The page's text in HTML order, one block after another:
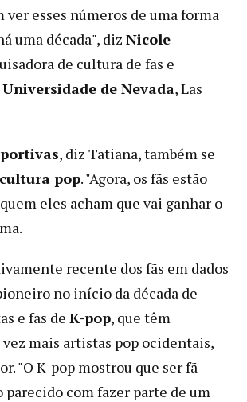
ver esses números de uma forma
uma década", diz Nicole
de cultura de fãs e
Universidade de Nevada, Las
, diz Tatiana, também se
cultura pop. "Agora, os fãs estão
eles acham que vai ganhar o
recente dos fãs em dados
no início da década de
e fãs de K-pop, que têm
mais artistas pop ocidentais,
"O K-pop mostrou que ser fã
parecido com fazer parte de um